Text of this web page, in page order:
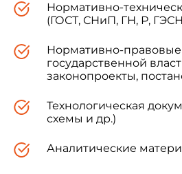
Нормативно-
(ГОСТ, СНиП, ГН, Р,
Нормативно-правовые
государственной
законопроекты,
Технологическая
схемы и др.)
Аналитические